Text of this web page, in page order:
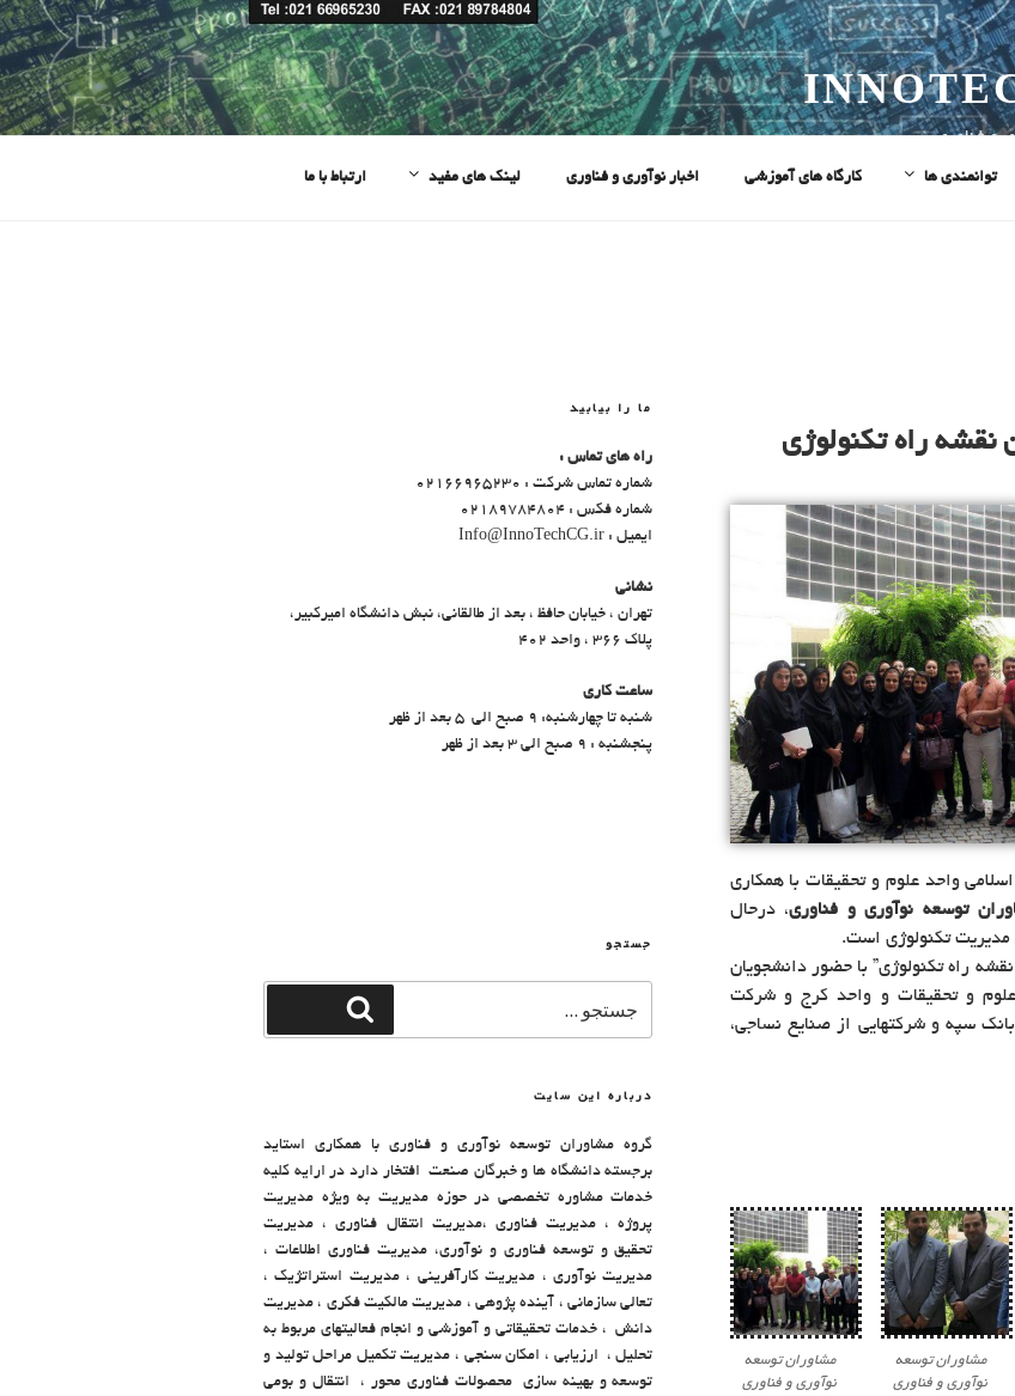
و فناوری
توانمندی ها کارگاه های آموزشی اخبار نوآوری و فناوری لینک های مفید ارتباط با ما
نقشه راه تکنولوژی
واحد علوم و تحقیقات با همکاری
توسعه نوآوری و فناوری، درحال
مدیریت تکنولوژی است.
“تدوین نقشه راه تکنولوژی” با حضور دانشجویان
و تحقیقات و واحد کرج و شرکت
سپه و شرکتهایی از صنایع نساجی،
مشاوران توسعه
نوآوری و فناوری
مشاوران توسعه
نوآوری و فناوری
ما را بیابید
راه های تماس :
شماره تماس شرکت : 02166965230
شماره فکس : 02189784804
ایمیل : Info@InnoTechCG.ir
نشانی
تهران ، خیابان حافظ ، بعد از طالقانی، نبش دانشگاه امیرکبیر،
پلاک 366 ، واحد 402
ساعت کاری
شنبه تا چهارشنبه: ۹ صبح الی ۵ بعد از ظهر
پنجشنبه : ۹ صبح الی ۳ بعد از ظهر
جستجو
درباره این سایت
گروه مشاوران توسعه نوآوری و فناوری با همکاری استاید
برجسته دانشگاه ها و خبرگان صنعت افتخار دارد در ارایه کلیه
خدمات مشاوره تخصصی در حوزه مدیریت به ویژه مدیریت
پروژه ، مدیریت فناوری ،مدیریت انتقال فناوری ، مدیریت
تحقیق و توسعه فناوری و نوآوری، مدیریت فناوری اطلاعات ،
مدیریت نوآوری ، مدیریت کارآفرینی ، مدیریت استراتژیک ،
تعالی سازمانی ، آینده پژوهی ، مدیریت مالکیت فکری ، مدیریت
دانش ، خدمات تحقیقاتی و آموزشی و انجام فعالیتهای مربوط به
تحلیل ، ارزیابی ، امکان سنجی ، مدیریت تکمیل مراحل تولید و
توسعه و بهینه سازی محصولات فناوری محور ، انتقال و بومی